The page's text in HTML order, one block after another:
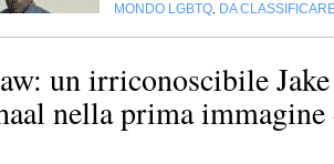
MONDO LGBTQ DA
un irriconoscibile Jake
nella prima immagine